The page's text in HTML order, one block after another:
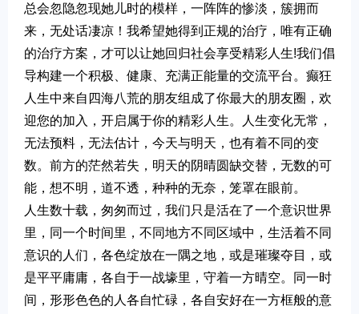
总会忽隐忽现她儿时的模样，一阵阵的惨淡，簇拥而
来，无处话凄凉！我希望她得到正规的治疗，唯有正确
的治疗方案，才可以让她回归社会享受精彩人生!我们倡
导构建一个积极、健康、充满正能量的交流平台。癫狂
人生中来自四海八荒的朋友组成了你最大的朋友圈，欢
迎您的加入，开启属于你的精彩人生。人生变化无常，
无法预料，无法估计，今天与明天，也有着不同的变
数。前方的茫然若失，明天的阴晴圆缺交替，无数的可
能，想不明，道不透，种种的无奈，笼罩在眼前。
人生数十载，匆匆而过，我们只是活在了一个意识世界
里，同一个时间里，不同地方不同区域中，生活着不同
意识的人们，各色绽放在一隅之地，或是璀璨夺目，或
是平平庸庸，各自于一战壕里，守着一方晴空。同一时
间，形形色色的人各自忙碌，各自安好在一方框般的意